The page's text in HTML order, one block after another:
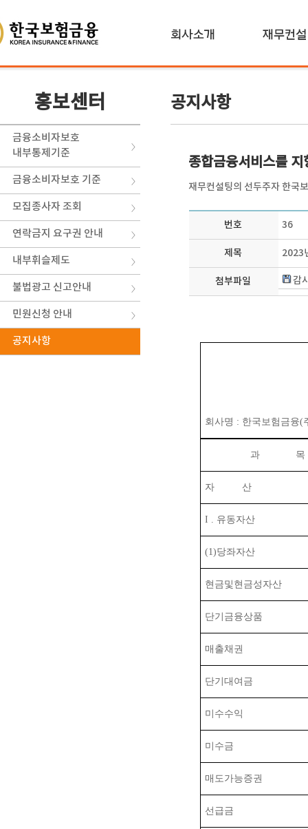
홍보센터
금융소비자보호
내부통제기준
금융소비자보호 기준
모집종사자 조회
연락금지 요구권 안내
내부휘슬제도
불법광고 신고안내
민원신청 안내
공지사항
공지사항
종합금융서비스를
재무컨설팅의 선두주자 한국
번호 36
제목 2023
첨부파일 감
회사명 : 한국보험금융(
과 목
자 산
I . 유동자산
(1)당좌자산
현금및현금성자산
단기금융상품
매출채권
단기대여금
미수수익
미수금
매도가능증권
선급금